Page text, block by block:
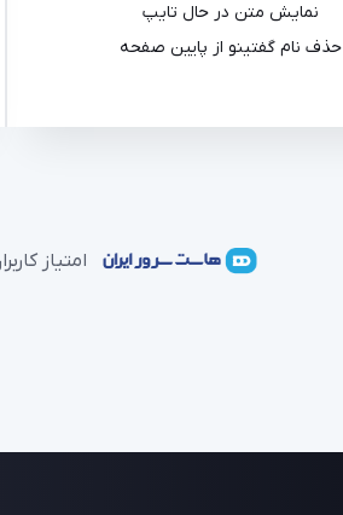
نمایش متن در حال تایپ
حذف نام گفتینو از پایین صفحه
امتیاز